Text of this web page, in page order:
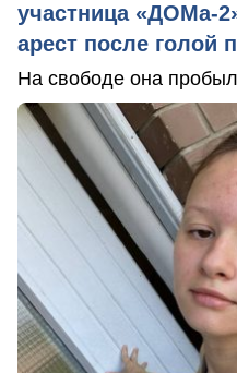
участница «ДОМа-
арест после голой
На свободе она